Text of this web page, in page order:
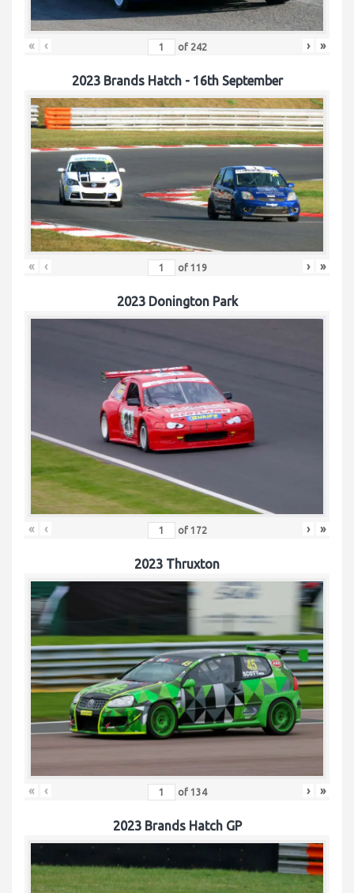
« ‹ of 242 › »
2023 Brands Hatch - 16th September
« ‹ of 119 › »
2023 Donington Park
« ‹ of 172 › »
2023 Thruxton
« ‹ of 134 › »
2023 Brands Hatch GP